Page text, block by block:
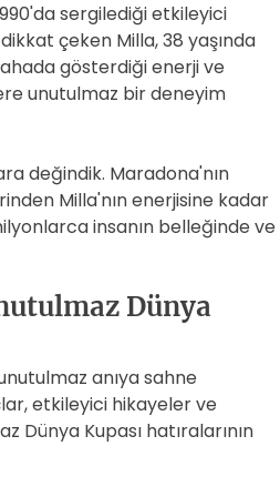
sergilediği etkileyici
çeken Milla, 38 yaşında
gösterdiği enerji ve
unutulmaz bir deneyim
değindik. Maradona'nın
Milla'nın enerjisine kadar
insanın belleğinde ve
Dünya
anıya sahne
etkileyici hikayeler ve
Dünya Kupası hatıralarının